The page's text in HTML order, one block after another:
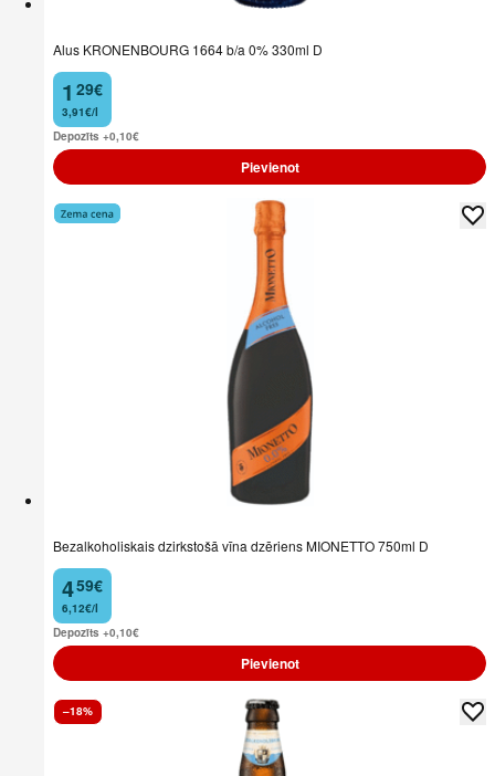
Alus KRONENBOURG 1664 b/a 0% 330ml D
1
. 29€
3,91€/l
Depozīts +0,10€
Pievienot
Bezalkoholiskais dzirkstošā vīna dzēriens MIONETTO 750ml D
4
. 59€
6,12€/l
Depozīts +0,10€
Pievienot
–18%